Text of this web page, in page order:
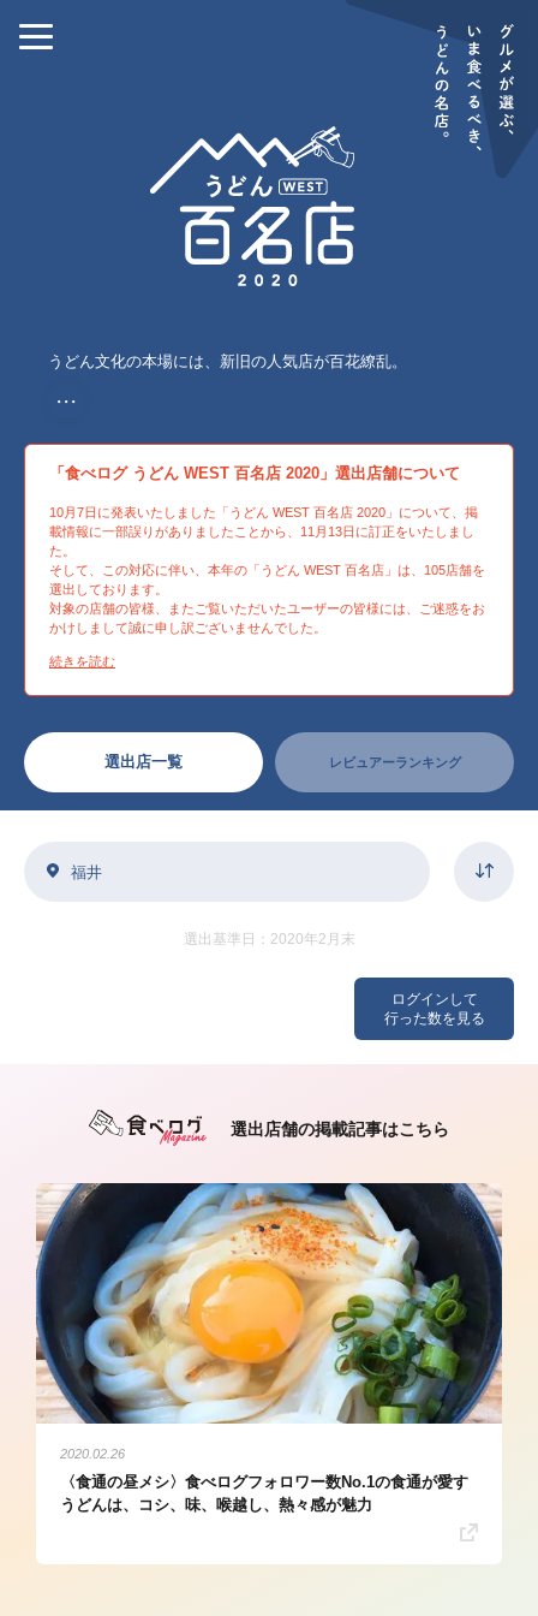
うどん文化の本場には、新旧の人気店が百花繚乱。
・・・
「食べログ うどん WEST 百名店 2020」選出店舗について
10月7日に発表いたしました「うどん WEST 百名店 2020」について、掲
載情報に一部誤りがありましたことから、11月13日に訂正をいたしまし
た。
そして、この対応に伴い、本年の「うどん WEST 百名店」は、105店舗を
選出しております。
対象の店舗の皆様、またご覧いただいたユーザーの皆様には、ご迷惑をお
かけしまして誠に申し訳ございませんでした。
続きを読む
選出店一覧 レビュアーランキング
ログインして
行った数を見る
福井
選出基準日：2020年2月末
選出店舗の掲載記事はこちら
2020.02.26
〈食通の昼メシ〉食べログフォロワー数No.1の食通が愛す
うどんは、コシ、味、喉越し、熱々感が魅力